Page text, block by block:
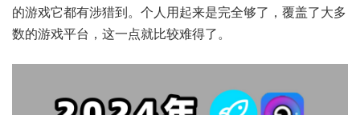
的游戏它都有涉猎到。个人用起来是完全够了，覆盖了大多
数的游戏平台，这一点就比较难得了。